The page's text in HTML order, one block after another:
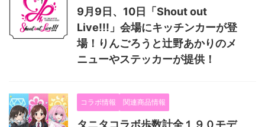
9月9日、10日「Shout out
Live!!!」会場にキッチンカーが登
場！りんごろうと辻野あかりのメ
ニューやステッカーが提供！
コラボ情報 関連商品情報
タニタコラボ歩数計全１９０モデ